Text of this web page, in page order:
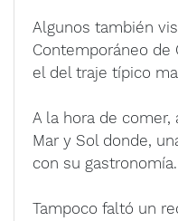
Algunos también
Contemporáneo de
el del traje típico
A la hora de comer,
Mar y Sol donde,
con su gastronomía.
Tampoco faltó un